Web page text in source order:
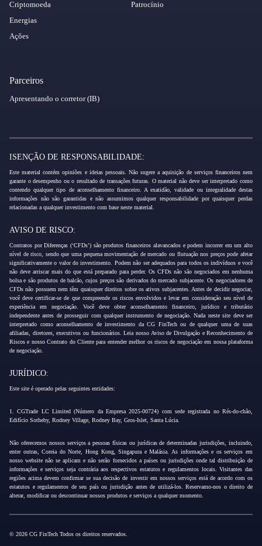
Criptomoeda
Energias
Ações
Patrocínio
Parceiros
Apresentando o corretor (IB)
ISENÇÃO DE RESPONSABILIDADE:
Este material contém opiniões e ideias pessoais. Não sugere a aquisição de serviços financeiros nem
garante o desempenho ou o resultado de transações futuras. O material não deve ser interpretado como
contendo qualquer tipo de aconselhamento financeiro. A exatidão, validade ou integralidade destas
informações não são garantidas e não assumimos qualquer responsabilidade por quaisquer perdas
relacionadas a qualquer investimento com base neste material.
AVISO DE RISCO:
Contratos por Diferenças (‘CFDs’) são produtos financeiros alavancados e podem incorrer em um alto
nível de risco, sendo que uma pequena movimentação de mercado ou flutuação nos preços pode afetar
significativamente o valor do investimento. Podem não ser adequados para todos os indivíduos e você
não deve arriscar mais do que está preparado para perder. Os CFDs não são negociados em nenhuma
bolsa e são produtos de balcão, cujos preços são derivados do mercado subjacente. Os negociadores de
CFDs não possuem nem têm quaisquer direitos sobre os ativos subjacentes. Antes de decidir negociar,
você deve certificar-se de que compreende os riscos envolvidos e levar em consideração seu nível de
experiência em negociação. Você deve obter aconselhamento financeiro, jurídico e tributário
independente antes de prosseguir com qualquer instrumento de negociação. Nada neste site deve ser
interpretado como aconselhamento de investimento da CG FinTech ou de qualquer uma de suas
afiliadas, diretores, executivos ou funcionários. Leia nosso Aviso de Divulgação e Reconhecimento de
Riscos e nosso Contrato do Cliente para entender melhor os riscos de negociação em nossa plataforma
de negociação.
JURÍDICO:
Este site é operado pelas seguintes entidades:
1. CGTrade LC Limited (Número da Empresa 2025-00724) com sede registrada no Rés-do-chão,
Edifício Sotheby, Rodney Village, Rodney Bay, Gros-Islet, Santa Lúcia.
Não oferecemos nossos serviços a pessoas físicas ou jurídicas de determinadas jurisdições, incluindo,
entre outras, Coreia do Norte, Hong Kong, Singapura e Malásia. As informações e os serviços em
nosso website não se aplicam e não serão fornecidos a países ou jurisdições onde tal distribuição de
informações e serviços seja contrária aos respectivos estatutos e regulamentos locais. Visitantes das
regiões acima devem confirmar se sua decisão de investir em nossos serviços está de acordo com os
estatutos e regulamentos de seu país ou jurisdição antes de utilizá-los. Reservamo-nos o direito de
alterar, modificar ou descontinuar nossos produtos e serviços a qualquer momento.
© 2026 CG FinTech Todos os direitos reservados.